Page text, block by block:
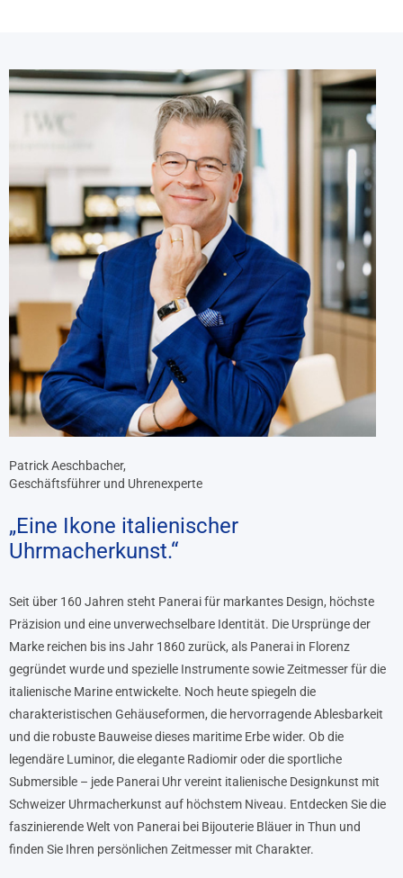
Patrick Aeschbacher,
Geschäftsführer und Uhrenexperte
„Eine Ikone italienischer
Uhrmacherkunst.“
Seit über 160 Jahren steht Panerai für markantes Design, höchste
Präzision und eine unverwechselbare Identität. Die Ursprünge der
Marke reichen bis ins Jahr 1860 zurück, als Panerai in Florenz
gegründet wurde und spezielle Instrumente sowie Zeitmesser für die
italienische Marine entwickelte. Noch heute spiegeln die
charakteristischen Gehäuseformen, die hervorragende Ablesbarkeit
und die robuste Bauweise dieses maritime Erbe wider. Ob die
legendäre Luminor, die elegante Radiomir oder die sportliche
Submersible – jede Panerai Uhr vereint italienische Designkunst mit
Schweizer Uhrmacherkunst auf höchstem Niveau. Entdecken Sie die
faszinierende Welt von Panerai bei Bijouterie Bläuer in Thun und
finden Sie Ihren persönlichen Zeitmesser mit Charakter.